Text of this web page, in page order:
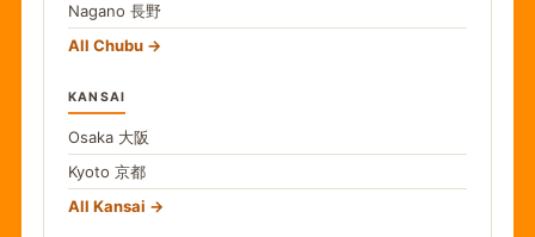
Nagano 長野
All Chubu
KANSAI
Osaka 大阪
Kyoto 京都
All Kansai